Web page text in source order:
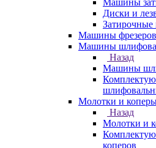
Машины
Диски и
Машины
Машины
Назад
Машины
Молотки и
Назад
Молотки и
коперов